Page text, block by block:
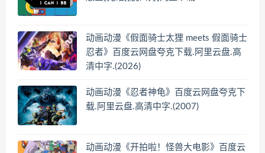
动画动漫《假面骑士太狸 meets 假面骑士
忍者》百度云网盘夸克下载.阿里云盘.高
清中字.(2026)
动画动漫《忍者神龟》百度云网盘夸克下
载.阿里云盘.高清中字.(2007)
动画动漫《开拍啦！怪兽大电影》百度云